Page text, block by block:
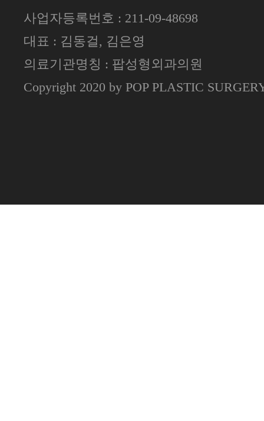
사업자등록번호 : 211-09-48698
대표 : 김동걸, 김은영
의료기관명칭 : 팝성형외과의원
Copyright 2020 by POP PLASTIC